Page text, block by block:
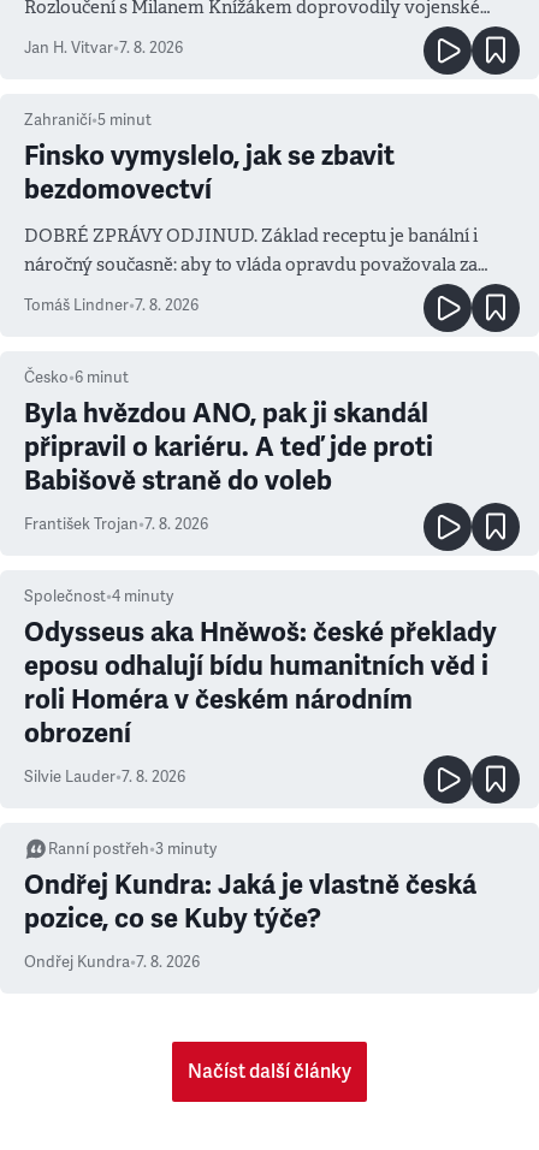
Rozloučení s Milanem Knížákem doprovodily vojenské
salvy i kritika pokrokářů
Jan H. Vitvar•7. 8. 2026
Zahraničí•5 minut
Finsko vymyslelo, jak se zbavit
bezdomovectví
DOBRÉ ZPRÁVY ODJINUD. Základ receptu je banální i
náročný současně: aby to vláda opravdu považovala za
prioritu
Tomáš Lindner•7. 8. 2026
Česko•6 minut
Byla hvězdou ANO, pak ji skandál
připravil o kariéru. A teď jde proti
Babišově straně do voleb
František Trojan•7. 8. 2026
Společnost•4 minuty
Odysseus aka Hněwoš: české překlady
eposu odhalují bídu humanitních věd i
roli Homéra v českém národním
obrození
Silvie Lauder•7. 8. 2026
Ranní postřeh•3 minuty
Ondřej Kundra: Jaká je vlastně česká
pozice, co se Kuby týče?
Ondřej Kundra•7. 8. 2026
Načíst další články